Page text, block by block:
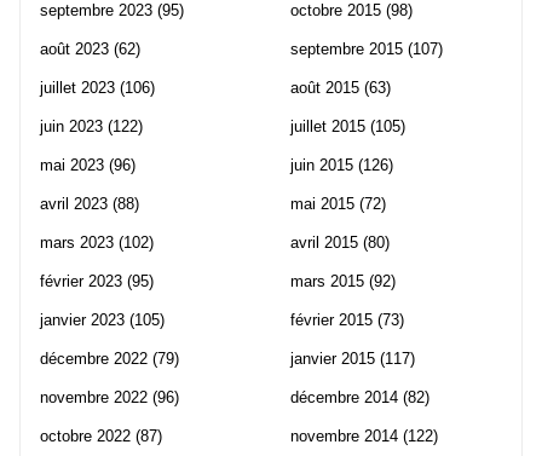
septembre 2023 (95)
août 2023 (62)
juillet 2023 (106)
juin 2023 (122)
mai 2023 (96)
avril 2023 (88)
mars 2023 (102)
février 2023 (95)
janvier 2023 (105)
décembre 2022 (79)
novembre 2022 (96)
octobre 2022 (87)
octobre 2015 (98)
septembre 2015 (107)
août 2015 (63)
juillet 2015 (105)
juin 2015 (126)
mai 2015 (72)
avril 2015 (80)
mars 2015 (92)
février 2015 (73)
janvier 2015 (117)
décembre 2014 (82)
novembre 2014 (122)